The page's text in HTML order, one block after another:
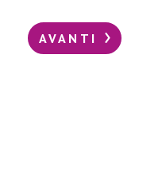
AVANTI